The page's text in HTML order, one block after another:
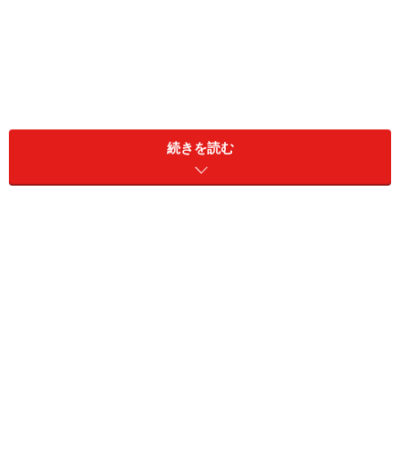
したが、いかに便利なものであろうと、雪道で安心して
で今回は、実際の雪道での走行性能を試してみました。
続きを読む